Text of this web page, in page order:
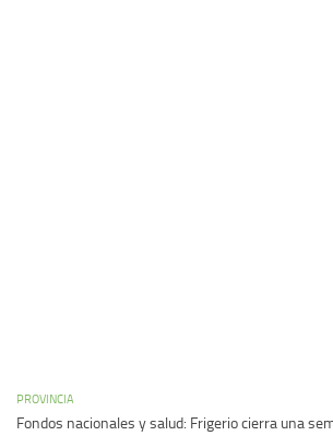
PROVINCIA
Fondos nacionales y salud: Frigerio cierra una